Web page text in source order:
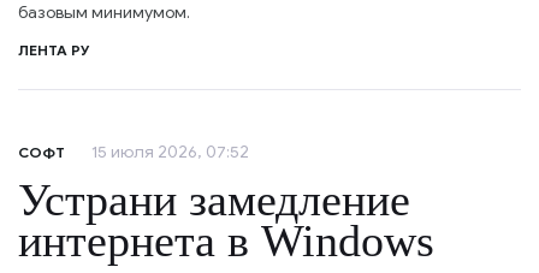
базовым минимумом.
ЛЕНТА РУ
СОФТ 15 июля 2026, 07:52
Устрани замедление
интернета в Windows